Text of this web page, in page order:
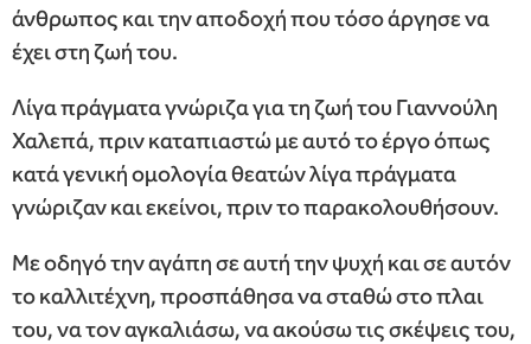
άνθρωπος και την αποδοχή που τόσο άργησε να
έχει στη ζωή του.
Λίγα πράγματα γνώριζα για τη ζωή του Γιαννούλη
Χαλεπά, πριν καταπιαστώ με αυτό το έργο όπως
κατά γενική ομολογία θεατών λίγα πράγματα
γνώριζαν και εκείνοι, πριν το παρακολουθήσουν.
Με οδηγό την αγάπη σε αυτή την ψυχή και σε αυτόν
το καλλιτέχνη, προσπάθησα να σταθώ στο πλαι
του, να τον αγκαλιάσω, να ακούσω τις σκέψεις του,